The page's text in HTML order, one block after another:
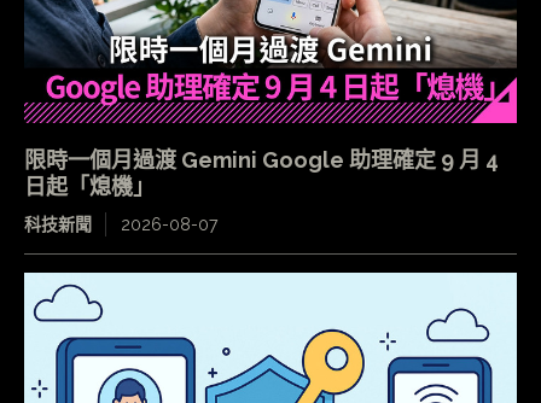
限時一個月過渡 Gemini Google 助理確定 9 月 4
日起「熄機」
科技新聞 2026-08-07